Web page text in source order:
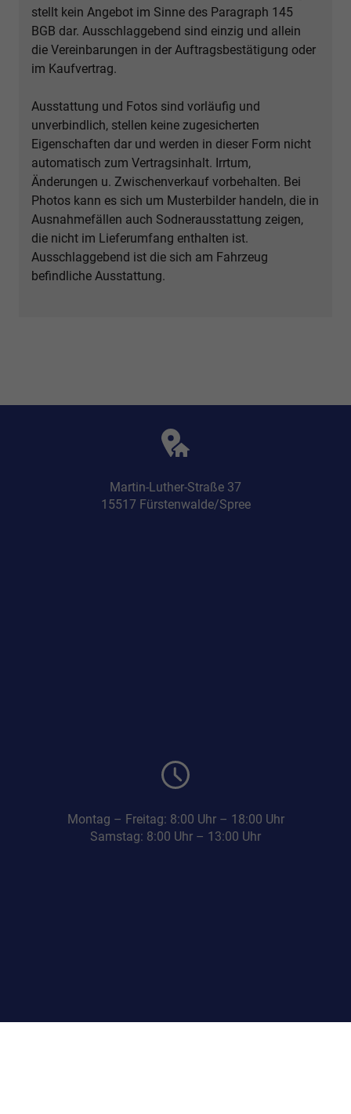
stellt kein Angebot im Sinne des Paragraph 145
BGB dar. Ausschlaggebend sind einzig und allein
die Vereinbarungen in der Auftragsbestätigung oder
im Kaufvertrag.
Ausstattung und Fotos sind vorläufig und
unverbindlich, stellen keine zugesicherten
Eigenschaften dar und werden in dieser Form nicht
automatisch zum Vertragsinhalt. Irrtum,
Änderungen u. Zwischenverkauf vorbehalten. Bei
Photos kann es sich um Musterbilder handeln, die in
Ausnahmefällen auch Sodnerausstattung zeigen,
die nicht im Lieferumfang enthalten ist.
Ausschlaggebend ist die sich am Fahrzeug
befindliche Ausstattung.
Martin-Luther-Straße 37
15517 Fürstenwalde/Spree
Montag – Freitag: 8:00 Uhr – 18:00 Uhr
Samstag: 8:00 Uhr – 13:00 Uhr